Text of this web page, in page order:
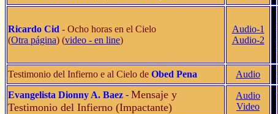
Ricardo Cid - Ocho horas en el Cielo
(Otra página) (video - en line)
Audio-1
Audio-2
Testimonio del Infierno e al Cielo de Obed Pena Audio
Evangelista Dionny A. Baez - Mensaje y
Testimonio del Infierno (Impactante)
Audio
Video